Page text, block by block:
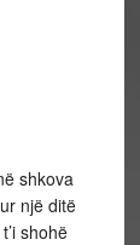
shkova
një ditë
shohë